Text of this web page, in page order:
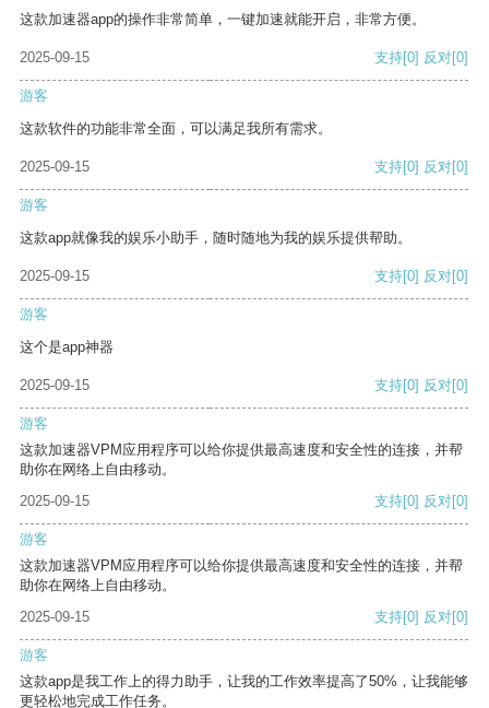
这款加速器app的操作非常简单，一键加速就能开启，非常方便。
2025-09-15 支持[0] 反对[0]
游客
这款软件的功能非常全面，可以满足我所有需求。
2025-09-15 支持[0] 反对[0]
游客
这款app就像我的娱乐小助手，随时随地为我的娱乐提供帮助。
2025-09-15 支持[0] 反对[0]
游客
这个是app神器
2025-09-15 支持[0] 反对[0]
游客
这款加速器VPM应用程序可以给你提供最高速度和安全性的连接，并帮
助你在网络上自由移动。
2025-09-15
支持[0] 反对[0]
游客
这款加速器VPM应用程序可以给你提供最高速度和安全性的连接，并帮
助你在网络上自由移动。
2025-09-15
支持[0] 反对[0]
游客
这款app是我工作上的得力助手，让我的工作效率提高了50%，让我能够
更轻松地完成工作任务。